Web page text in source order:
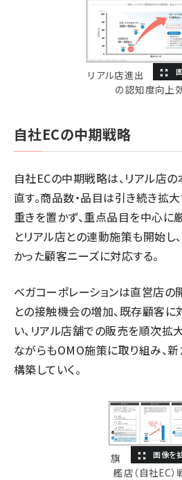
リアル店進出
の認知度向上
自社ECの中期戦略
自社ECの中期戦略は、リアル店
直す。商品数・品目は引き続き拡
重きを置かず、重点品目を中心に
とリアル店との連動施策も開始し
かった顧客ニーズに対応する。
ベガコーポレーションは直営店の
との接触機会の増加、既存顧客に
い、リアル店舗での販売を順次拡
ながらもOMO施策に取り組み、
構築していく。
旗
艦店（自社EC）